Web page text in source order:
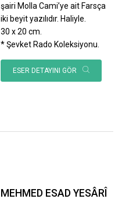
şairi Molla Cami’ye ait Farsça
iki beyit yazılıdır. Haliyle.
30 x 20 cm.
* Şevket Rado Koleksiyonu.
ESER DETAYINI GÖR
MEHMED ESAD YESÂRÎ